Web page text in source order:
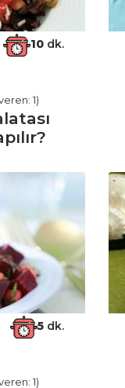
10 dk.
1)
5dk.
1)